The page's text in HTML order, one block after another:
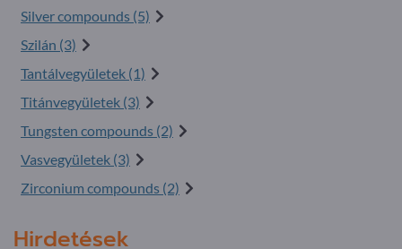
Silver compounds (5)
Szilán (3)
Tantálvegyületek (1)
Titánvegyületek (3)
Tungsten compounds (2)
Vasvegyületek (3)
Zirconium compounds (2)
Hirdetések